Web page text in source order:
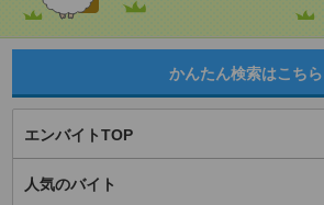
かんたん検索はこちら
エンバイトTOP
人気のバイト